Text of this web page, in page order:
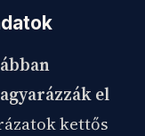
el
kettős